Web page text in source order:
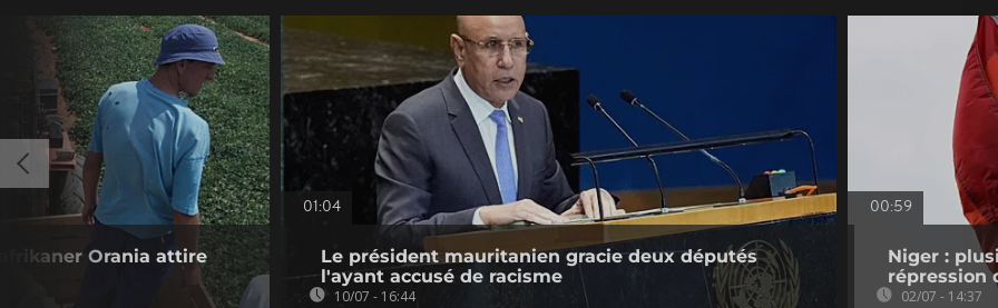
Orania attire
01:04
Le président mauritanien gracie deux députés
l'ayant accusé de racisme
10/07 - 16:44
00:59
Niger :
répression
02/07 - 14:37